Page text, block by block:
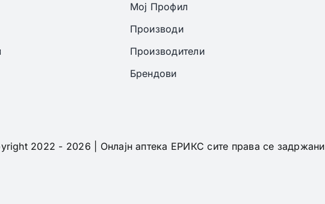
Мој Профил
Производи
Производители
Брендови
2022 - 2026 | Онлајн аптека ЕРИКС сите права се задржани